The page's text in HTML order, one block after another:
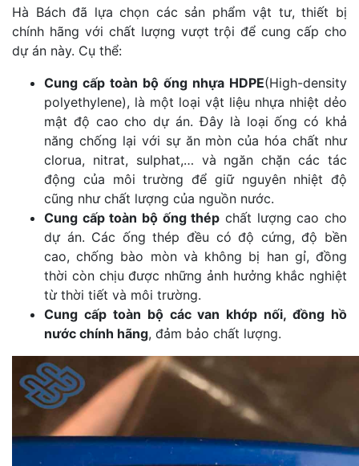
Hà Bách đã lựa chọn các sản phẩm vật tư, thiết bị
chính hãng với chất lượng vượt trội để cung cấp cho
dự án này. Cụ thể:
Cung cấp toàn bộ ống nhựa HDPE(High-density
polyethylene), là một loại vật liệu nhựa nhiệt dẻo
mật độ cao cho dự án. Đây là loại ống có khả
năng chống lại với sự ăn mòn của hóa chất như
clorua, nitrat, sulphat,… và ngăn chặn các tác
động của môi trường để giữ nguyên nhiệt độ
cũng như chất lượng của nguồn nước.
Cung cấp toàn bộ ống thép chất lượng cao cho
dự án. Các ống thép đều có độ cứng, độ bền
cao, chống bào mòn và không bị han gỉ, đồng
thời còn chịu được những ảnh hưởng khắc nghiệt
từ thời tiết và môi trường.
Cung cấp toàn bộ các van khớp nối, đồng hồ
nước chính hãng, đảm bảo chất lượng.